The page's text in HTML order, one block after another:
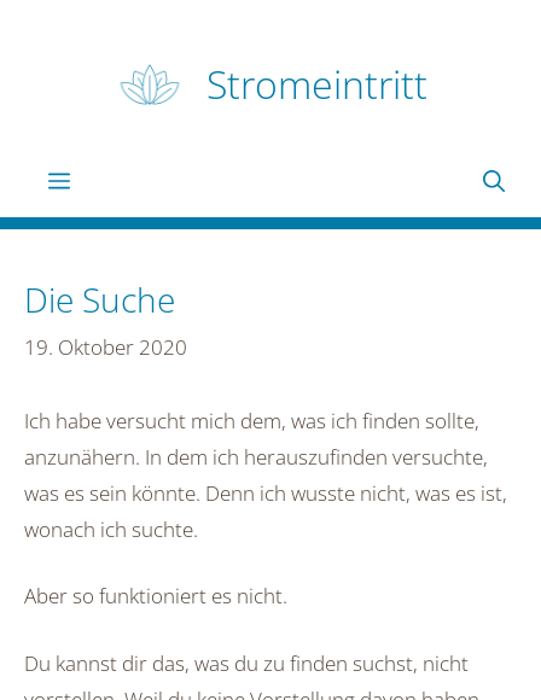
Stromeintritt
Menü
Die Suche
19. Oktober 2020
Ich habe versucht mich dem, was ich finden sollte,
anzunähern. In dem ich herauszufinden versuchte,
was es sein könnte. Denn ich wusste nicht, was es ist,
wonach ich suchte.
Aber so funktioniert es nicht.
Du kannst dir das, was du zu finden suchst, nicht